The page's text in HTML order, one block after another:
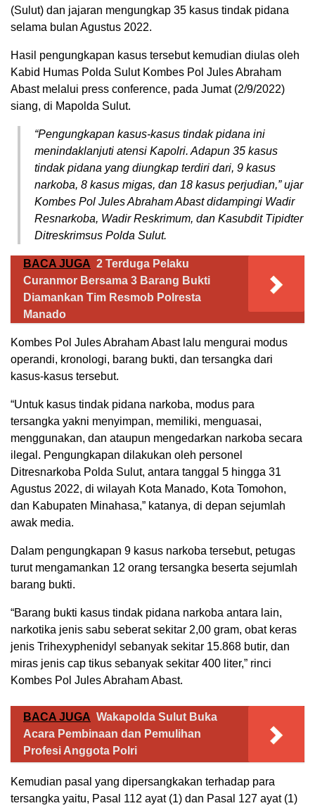
(Sulut) dan jajaran mengungkap 35 kasus tindak pidana
selama bulan Agustus 2022.
Hasil pengungkapan kasus tersebut kemudian diulas oleh
Kabid Humas Polda Sulut Kombes Pol Jules Abraham
Abast melalui press conference, pada Jumat (2/9/2022)
siang, di Mapolda Sulut.
“Pengungkapan kasus-kasus tindak pidana ini
menindaklanjuti atensi Kapolri. Adapun 35 kasus
tindak pidana yang diungkap terdiri dari, 9 kasus
narkoba, 8 kasus migas, dan 18 kasus perjudian,” ujar
Kombes Pol Jules Abraham Abast didampingi Wadir
Resnarkoba, Wadir Reskrimum, dan Kasubdit Tipidter
Ditreskrimsus Polda Sulut.
BACA JUGA 2 Terduga Pelaku
Curanmor Bersama 3 Barang Bukti
Diamankan Tim Resmob Polresta
Manado
Kombes Pol Jules Abraham Abast lalu mengurai modus
operandi, kronologi, barang bukti, dan tersangka dari
kasus-kasus tersebut.
“Untuk kasus tindak pidana narkoba, modus para
tersangka yakni menyimpan, memiliki, menguasai,
menggunakan, dan ataupun mengedarkan narkoba secara
ilegal. Pengungkapan dilakukan oleh personel
Ditresnarkoba Polda Sulut, antara tanggal 5 hingga 31
Agustus 2022, di wilayah Kota Manado, Kota Tomohon,
dan Kabupaten Minahasa,” katanya, di depan sejumlah
awak media.
Dalam pengungkapan 9 kasus narkoba tersebut, petugas
turut mengamankan 12 orang tersangka beserta sejumlah
barang bukti.
“Barang bukti kasus tindak pidana narkoba antara lain,
narkotika jenis sabu seberat sekitar 2,00 gram, obat keras
jenis Trihexyphenidyl sebanyak sekitar 15.868 butir, dan
miras jenis cap tikus sebanyak sekitar 400 liter,” rinci
Kombes Pol Jules Abraham Abast.
BACA JUGA Wakapolda Sulut Buka
Acara Pembinaan dan Pemulihan
Profesi Anggota Polri
Kemudian pasal yang dipersangkakan terhadap para
tersangka yaitu, Pasal 112 ayat (1) dan Pasal 127 ayat (1)